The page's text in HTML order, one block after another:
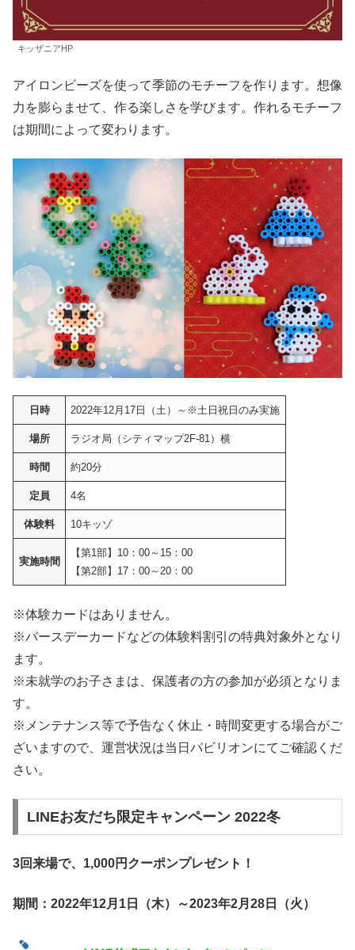
キッザニアHP
アイロンビーズを使って季節のモチーフを作ります。想像
力を膨らませて、作る楽しさを学びます。作れるモチーフ
は期間によって変わります。
日時 2022年12月17日（土）～※土日祝日のみ実施
場所 ラジオ局（シティマップ2F-81）横
時間 約20分
定員 4名
体験料 10キッゾ
実施時間
【第1部】10：00～15：00
【第2部】17：00～20：00
※体験カードはありません。
※バースデーカードなどの体験料割引の特典対象外となり
ます。
※未就学のお子さまは、保護者の方の参加が必須となりま
す。
※メンテナンス等で予告なく休止・時間変更する場合がご
ざいますので、運営状況は当日パビリオンにてご確認くだ
さい。
LINEお友だち限定キャンペーン 2022冬
3回来場で、1,000円クーポンプレゼント！
期間：2022年12月1日（木）～2023年2月28日（火）